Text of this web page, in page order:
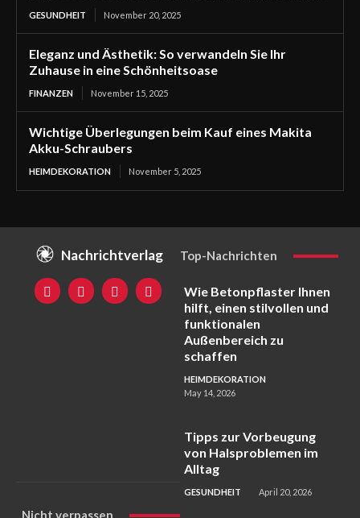
GESUNDHEIT November 20, 2025
Eleganz und Ästhetik: So verwandeln Sie Ihr
Zuhause in eine Schönheitsoase
FINANZEN November 15, 2025
Wichtige Überlegungen beim Kauf eines Makita
Akku-Schraubers
HEIMDEKORATION November 5, 2025
Nachrichtverlag Top-Nachrichten
Wie Betonpflaster Ihnen
hilft, einen stilvollen und
funktionalen
Außenbereich zu
schaffen
HEIMDEKORATION
May 14, 2026
Tipps zur Vorbeugung
von Halsproblemen im
Alltag
GESUNDHEIT April 20, 2026
Nicht verpassen